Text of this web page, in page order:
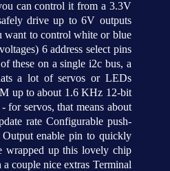
can control it from a 3.3V
drive up to 6V outputs
want to control white or blue
6 address select pins
these on a single i2c bus, a
a lot of servos or LEDs
up to about 1.6 KHz 12-bit
for servos, that means about
rate Configurable push-
enable pin to quickly
wrapped up this lovely chip
couple nice extras Terminal